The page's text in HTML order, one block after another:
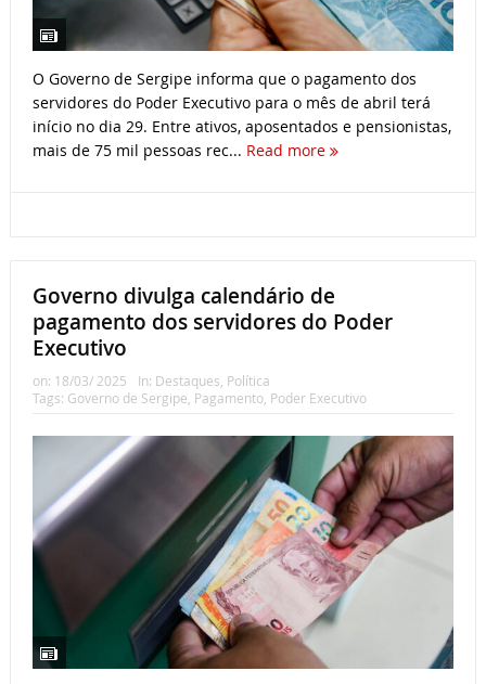
O Governo de Sergipe informa que o pagamento dos
servidores do Poder Executivo para o mês de abril terá
início no dia 29. Entre ativos, aposentados e pensionistas,
mais de 75 mil pessoas rec... Read more
Governo divulga calendário de
pagamento dos servidores do Poder
Executivo
on: 18/03/ 2025 In: Destaques Política
Tags: Governo de Sergipe Pagamento, Poder Executivo